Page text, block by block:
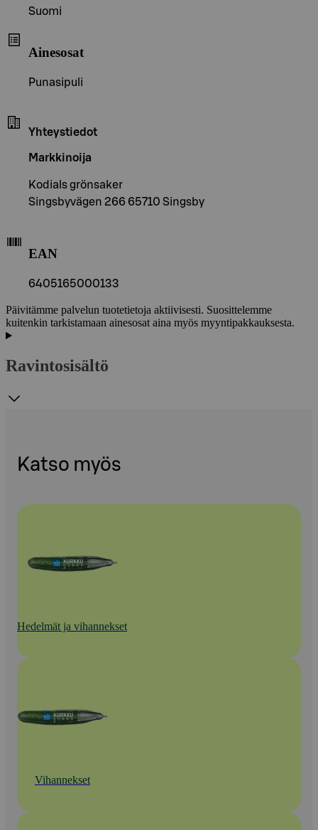
Suomi
Ainesosat
Punasipuli
Yhteystiedot
Markkinoija
Kodials grönsaker
Singsbyvägen 266 65710 Singsby
EAN
6405165000133
Päivitämme palvelun tuotetietoja aktiivisesti. Suosittelemme
kuitenkin tarkistamaan ainesosat aina myös myyntipakkauksesta.
Ravintosisältö
Katso myös
Hedelmät ja vihannekset
Vihannekset